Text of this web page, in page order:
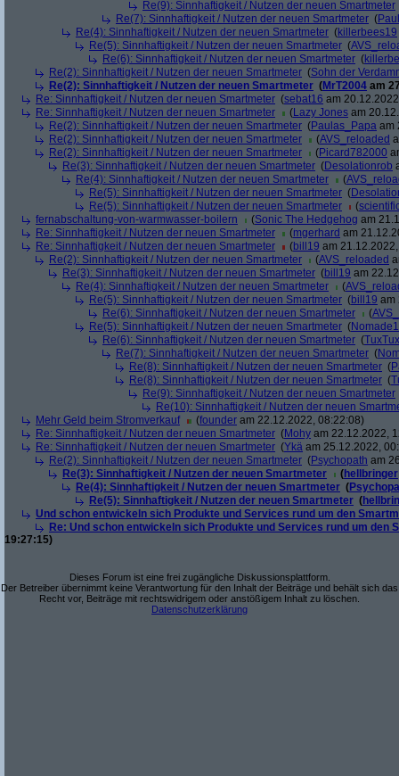
Re(9): Sinnhaftigkeit / Nutzen der neuen Smartmeter
Re(7): Sinnhaftigkeit / Nutzen der neuen Smartmeter (
Re(4): Sinnhaftigkeit / Nutzen der neuen Smartmeter (killerbees19
Re(5): Sinnhaftigkeit / Nutzen der neuen Smartmeter (
Re(6): Sinnhaftigkeit / Nutzen der neuen Smartmeter (
Re(2): Sinnhaftigkeit / Nutzen der neuen Smartmeter (Sohn der
Re(2): Sinnhaftigkeit / Nutzen der neuen Smartmeter (MrT2004 am
Re: Sinnhaftigkeit / Nutzen der neuen Smartmeter (sebat16 am
Re: Sinnhaftigkeit / Nutzen der neuen Smartmeter
(Lazy Jones am
Re(2): Sinnhaftigkeit / Nutzen der neuen Smartmeter (Paulas_Papa am
Re(2): Sinnhaftigkeit / Nutzen der neuen Smartmeter
(AVS_reloaded
Re(2): Sinnhaftigkeit / Nutzen der neuen Smartmeter
(Picard782000
Re(3): Sinnhaftigkeit / Nutzen der neuen Smartmeter (Desolationrob
Re(4): Sinnhaftigkeit / Nutzen der neuen Smartmeter
(
Re(5): Sinnhaftigkeit / Nutzen der neuen Smartmeter (
Re(5): Sinnhaftigkeit / Nutzen der neuen Smartmeter
(
fernabschaltung-von-warmwasser-boilern
(Sonic The Hedgehog am
Re: Sinnhaftigkeit / Nutzen der neuen Smartmeter
(mgerhard am
Re: Sinnhaftigkeit / Nutzen der neuen Smartmeter
(bill19 am
Re(2): Sinnhaftigkeit / Nutzen der neuen Smartmeter
(AVS_reloaded
Re(3): Sinnhaftigkeit / Nutzen der neuen Smartmeter (bill19 am
Re(4): Sinnhaftigkeit / Nutzen der neuen Smartmeter
(
Re(5): Sinnhaftigkeit / Nutzen der neuen Smartmeter (bill19 am
Re(6): Sinnhaftigkeit / Nutzen der neuen Smartmeter
(
Re(5): Sinnhaftigkeit / Nutzen der neuen Smartmeter (Nomade1
Re(6): Sinnhaftigkeit / Nutzen der neuen Smartmeter (TuxTux
Re(7): Sinnhaftigkeit / Nutzen der neuen Smartmeter (
Re(8): Sinnhaftigkeit / Nutzen der neuen Smartmeter (
Re(8): Sinnhaftigkeit / Nutzen der neuen Smartmeter (
Re(9): Sinnhaftigkeit / Nutzen der neuen Smartmeter
Re(10): Sinnhaftigkeit / Nutzen der neuen
Mehr Geld beim Stromverkauf
(founder am 22.12.2022, 08:22:08)
Re: Sinnhaftigkeit / Nutzen der neuen Smartmeter (Mohy am 22.12.2022,
Re: Sinnhaftigkeit / Nutzen der neuen Smartmeter (Ykä am 25.12.2022,
Re(2): Sinnhaftigkeit / Nutzen der neuen Smartmeter (Psychopath am
Re(3): Sinnhaftigkeit / Nutzen der neuen Smartmeter
(hellbringer
Re(4): Sinnhaftigkeit / Nutzen der neuen Smartmeter (
Re(5): Sinnhaftigkeit / Nutzen der neuen Smartmeter (
Und schon entwickeln sich Produkte und Services rund um den
Re: Und schon entwickeln sich Produkte und Services rund um den
19:27:15)
Dieses Forum ist eine frei zugängliche Diskussionsplattform.
Der Betreiber übernimmt keine Verantwortung für den Inhalt der Beiträge und behält sich das
Recht vor, Beiträge mit rechtswidrigem oder anstößigem Inhalt zu löschen.
Datenschutzerklärung